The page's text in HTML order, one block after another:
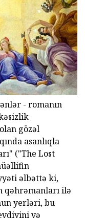
- romanın
gözəl
asanlıqla
("The Lost
əlbəttə ki,
qəhrəmanları ilə
yerləri, bu
və